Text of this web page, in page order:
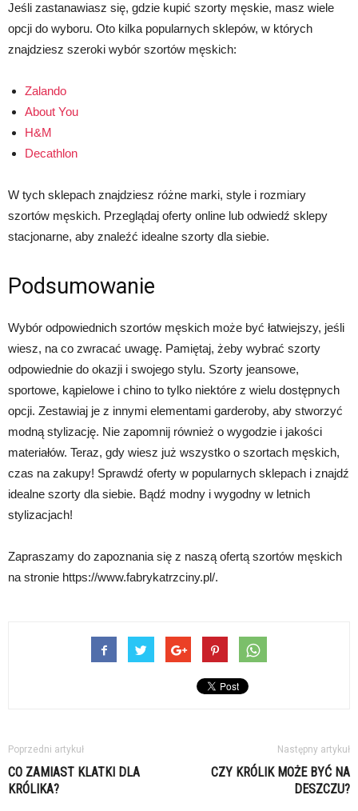
Jeśli zastanawiasz się, gdzie kupić szorty męskie, masz wiele
opcji do wyboru. Oto kilka popularnych sklepów, w których
znajdziesz szeroki wybór szortów męskich:
Zalando
About You
H&M
Decathlon
W tych sklepach znajdziesz różne marki, style i rozmiary
szortów męskich. Przeglądaj oferty online lub odwiedź sklepy
stacjonarne, aby znaleźć idealne szorty dla siebie.
Podsumowanie
Wybór odpowiednich szortów męskich może być łatwiejszy, jeśli
wiesz, na co zwracać uwagę. Pamiętaj, żeby wybrać szorty
odpowiednie do okazji i swojego stylu. Szorty jeansowe,
sportowe, kąpielowe i chino to tylko niektóre z wielu dostępnych
opcji. Zestawiaj je z innymi elementami garderoby, aby stworzyć
modną stylizację. Nie zapomnij również o wygodzie i jakości
materiałów. Teraz, gdy wiesz już wszystko o szortach męskich,
czas na zakupy! Sprawdź oferty w popularnych sklepach i znajdź
idealne szorty dla siebie. Bądź modny i wygodny w letnich
stylizacjach!
Zapraszamy do zapoznania się z naszą ofertą szortów męskich
na stronie https://www.fabrykatrzciny.pl/.
Poprzedni artykuł
CO ZAMIAST KLATKI DLA
KRÓLIKA?
Następny artykuł
CZY KRÓLIK MOŻE BYĆ NA
DESZCZU?